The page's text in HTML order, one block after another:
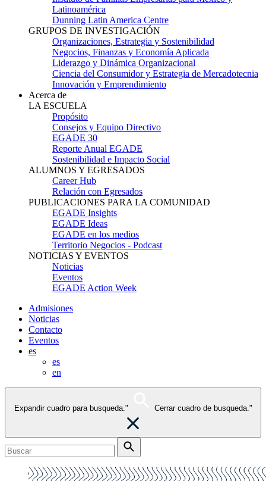
Latinoamérica
Dunning Latin America Centre
GRUPOS DE INVESTIGACIÓN
Organizaciones, Estrategia y Sostenibilidad
Negocios, Finanzas y Economía Aplicada
Liderazgo y Dinámica Organizacional
Ciencia del Consumidor y Estrategia de Mercadotecnia
Innovación y Emprendimiento
Acerca de
LA ESCUELA
Propósito
Consejos y Equipo Directivo
EGADE 30
Reporte Anual EGADE
Sostenibilidad e Impacto Social
ALUMNOS Y EGRESADOS
Career Hub
Relación con Egresados
PUBLICACIONES PARA LA COMUNIDAD
EGADE Insights
EGADE Ideas
EGADE en los medios
Territorio Negocios - Podcast
NOTICIAS Y EVENTOS
Noticias
Eventos
EGADE Action Week
Admisiones
Noticias
Contacto
Eventos
es
es
en
Expandir cuadro para busqueda." Cerrar cuadro de busqueda."